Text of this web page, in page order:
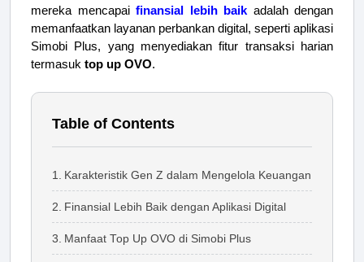
mereka mencapai finansial lebih baik adalah dengan
memanfaatkan layanan perbankan digital, seperti aplikasi
Simobi Plus, yang menyediakan fitur transaksi harian
termasuk top up OVO.
Table of Contents
Karakteristik Gen Z dalam Mengelola Keuangan
Finansial Lebih Baik dengan Aplikasi Digital
Manfaat Top Up OVO di Simobi Plus